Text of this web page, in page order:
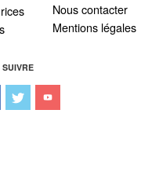
Nous contacter
Mentions légales
SUIVRE